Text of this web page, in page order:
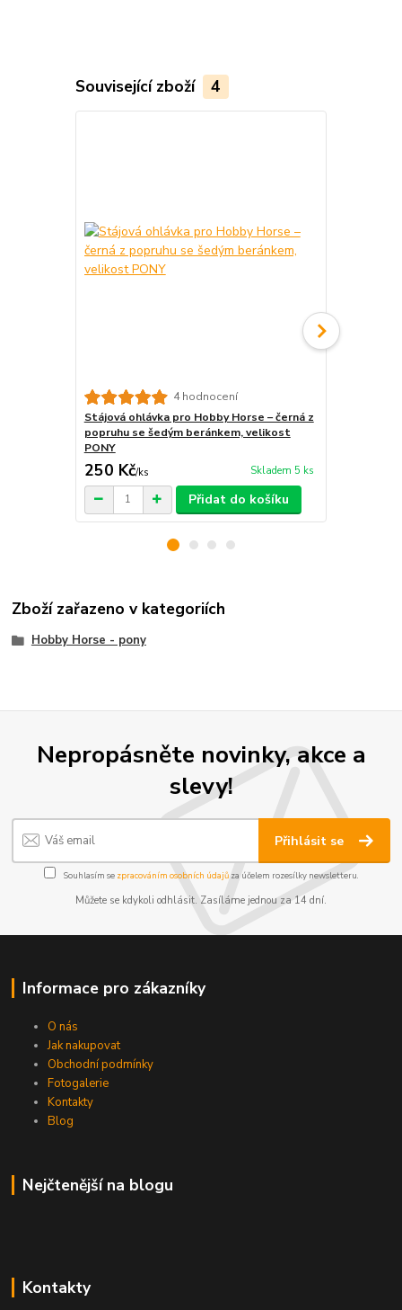
Související zboží 4
4 hodnocení
Stájová ohlávka pro Hobby Horse – černá z
popruhu se šedým beránkem, velikost
PONY
250 Kč/ks Skladem 5 ks
Přidat do košíku
Zboží zařazeno v kategoriích
Hobby Horse - pony
Nepropásněte novinky, akce a
slevy!
Přihlásit se
Souhlasím se zpracováním osobních údajůza účelem rozesílky newsletteru.
Můžete se kdykoli odhlásit. Zasíláme jednou za 14 dní.
Informace pro zákazníky
O nás
Jak nakupovat
Obchodní podmínky
Fotogalerie
Kontakty
Blog
Nejčtenější na blogu
Kontakty